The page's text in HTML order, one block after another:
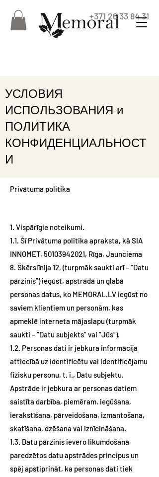
+371 26 33 84 31
УСЛОВИЯ
ИСПОЛЬЗОВАНИЯ и
ПОЛИТИКА
КОНФИДЕНЦИАЛЬНОСТ
И
Privātuma politika
1. Vispārīgie noteikumi.
1.1. Šī Privātuma politika apraksta, kā SIA
INNOMET, 50103942021, Rīga, Jaunciema
8. Škērslīnija 12, (turpmāk saukti arī – “Datu
pārzinis”) iegūst, apstrādā un glabā
personas datus, ko MEMORAL.LV iegūst no
saviem klientiem un personām, kas
apmeklē interneta mājaslapu (turpmāk
saukti – “Datu subjekts” vai “Jūs”).
1.2. Personas dati ir jebkura informācija
attiecībā uz identificētu vai identificējamu
fizisku personu, t. i., Datu subjektu.
Apstrāde ir jebkura ar personas datiem
saistīta darbība, piemēram, iegūšana,
ierakstīšana, pārveidošana, izmantošana,
skatīšana, dzēšana vai iznīcināšana.
1.3. Datu pārzinis ievēro likumdošanā
paredzētos datu apstrādes principus un
spēj apstiprināt, ka personas dati tiek